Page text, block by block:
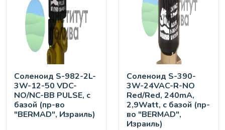
Соленоид S-982-2L-
3W-12-50 VDC-
NO/NC-BB PULSE, с
базой (пр-во
"BERMAD", Израиль)
Соленоид S-390-
3W-24VAC-R-NO
Red/Red, 240mA,
2,9Watt, с базой (пр-
во "BERMAD",
Израиль)